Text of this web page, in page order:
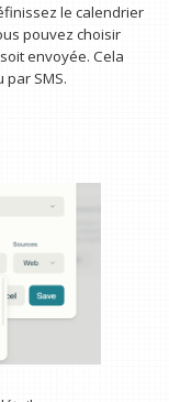
le calendrier
pouvez choisir
envoyée. Cela
SMS.